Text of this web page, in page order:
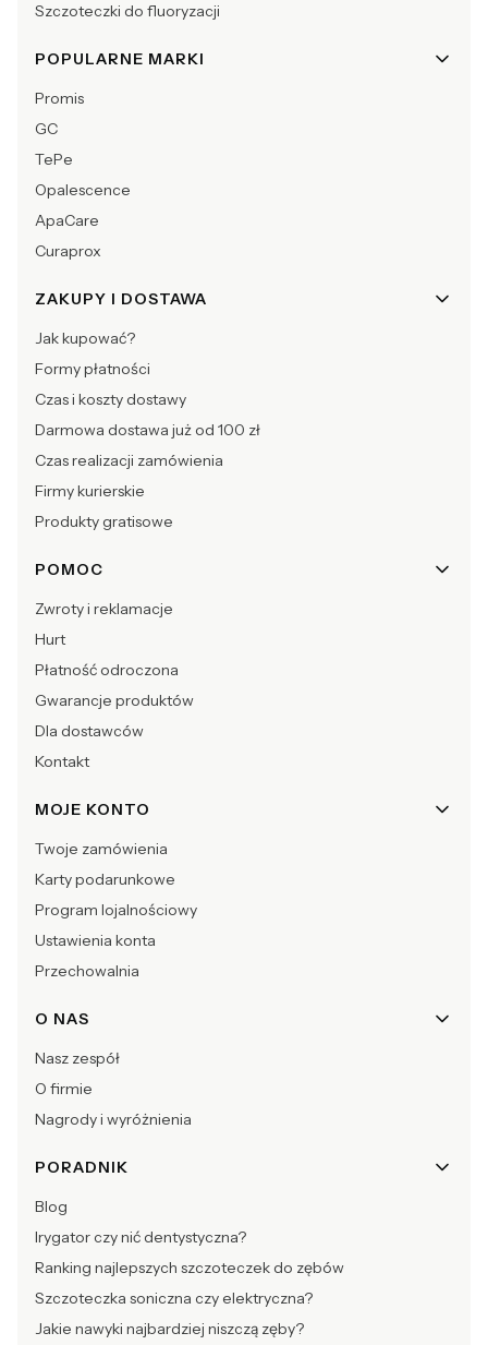
Szczoteczki do fluoryzacji
POPULARNE MARKI
Promis
GC
TePe
Opalescence
ApaCare
Curaprox
ZAKUPY I DOSTAWA
Jak kupować?
Formy płatności
Czas i koszty dostawy
Darmowa dostawa już od 100 zł
Czas realizacji zamówienia
Firmy kurierskie
Produkty gratisowe
POMOC
Zwroty i reklamacje
Hurt
Płatność odroczona
Gwarancje produktów
Dla dostawców
Kontakt
MOJE KONTO
Twoje zamówienia
Karty podarunkowe
Program lojalnościowy
Ustawienia konta
Przechowalnia
O NAS
Nasz zespół
O firmie
Nagrody i wyróżnienia
PORADNIK
Blog
Irygator czy nić dentystyczna?
Ranking najlepszych szczoteczek do zębów
Szczoteczka soniczna czy elektryczna?
Jakie nawyki najbardziej niszczą zęby?